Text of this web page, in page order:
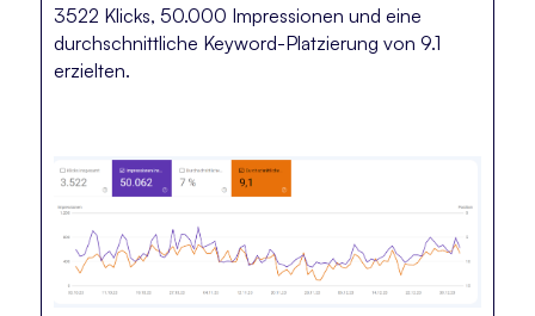
3522 Klicks, 50.000 Impressionen und eine
durchschnittliche Keyword-Platzierung von 9.1
erzielten.